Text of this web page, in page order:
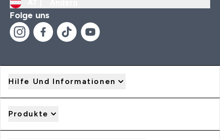
Folge uns
Hilfe Und Informationen
Produkte